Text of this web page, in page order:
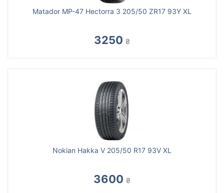
Matador MP-47 Hectorra 3 205/50 ZR17 93Y XL
3250 ₴
Nokian Hakka V 205/50 R17 93V XL
3600 ₴